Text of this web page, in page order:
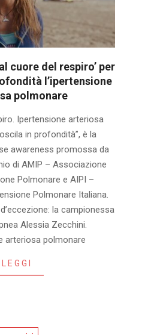
cuore del respiro’ per
l’ipertensione
polmonare
Ipertensione arteriosa
in profondità”, è la
awareness promossa da
di AMIP – Associazione
Polmonare e AIPI –
Polmonare Italiana.
la campionessa
Alessia Zecchini.
arteriosa polmonare
LEGGI